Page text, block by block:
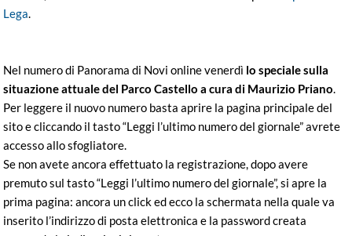
Lega.
Nel numero di Panorama di Novi online venerdì lo speciale sulla
situazione attuale del Parco Castello a cura di Maurizio Priano.
Per leggere il nuovo numero basta aprire la pagina principale del
sito e cliccando il tasto “Leggi l’ultimo numero del giornale” avrete
accesso allo sfogliatore.
Se non avete ancora effettuato la registrazione, dopo avere
premuto sul tasto “Leggi l’ultimo numero del giornale”, si apre la
prima pagina: ancora un click ed ecco la schermata nella quale va
inserito l’indirizzo di posta elettronica e la password creata